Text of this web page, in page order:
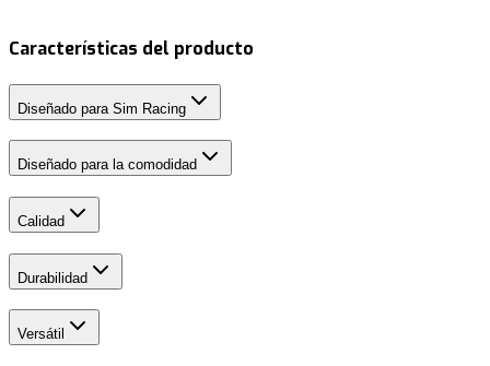
Características del producto
Diseñado para Sim Racing
Diseñado para la comodidad
Calidad
Durabilidad
Versátil